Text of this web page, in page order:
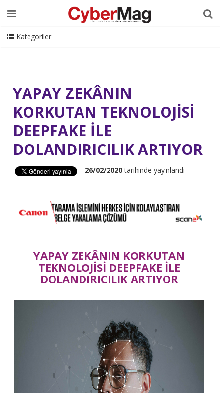
Ana Sayfa Hakkımızda Dergi Editörden
Danışmanlık
ISC Turkey Sizden Gelenler
İletişim
CyberMag Logo
Kategoriler
YAPAY ZEKÂNIN
KORKUTAN TEKNOLOJİSİ
DEEPFAKE İLE
DOLANDIRICILIK ARTIYOR
26/02/2020tarihinde yayınlandı
YAPAY ZEKÂNIN KORKUTAN
TEKNOLOJİSİ DEEPFAKE İLE
DOLANDIRICILIK ARTIYOR